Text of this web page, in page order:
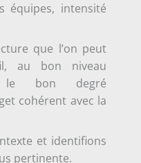
équipes, intensité
que l’on peut
au bon niveau
le bon degré
cohérent avec la
et identifions
pertinente.